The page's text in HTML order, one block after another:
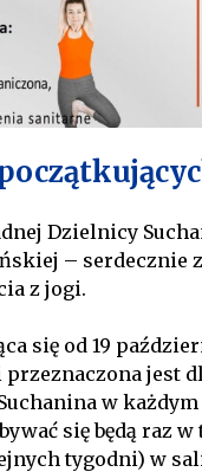
Dzielnicy
– serdecznie
z jogi.
się od 19
jest
w
się będą raz
tygodni) w